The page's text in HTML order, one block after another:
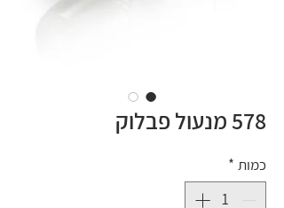
578 מנעול פבלוק
כמות *